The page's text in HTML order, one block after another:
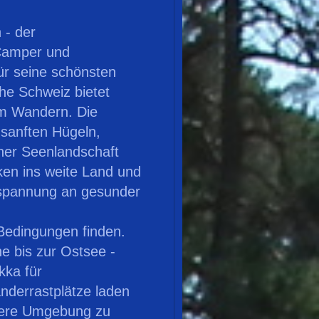
- der
und
seine schönsten
Schweiz bietet
Wandern. Die
Hügeln,
Seenlandschaft
ins weite Land und
an gesunder
finden.
bis zur Ostsee -
für
laden
Umgebung zu